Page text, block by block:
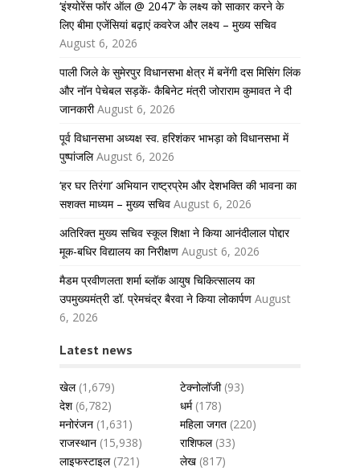
‘इंश्योरेंस फॉर ऑल @ 2047’ के लक्ष्य को साकार करने के
लिए बीमा एजेंसियां बढ़ाएं कवरेज और लक्ष्य – मुख्य सचिव
August 6, 2026
पाली जिले के सुमेरपुर विधानसभा क्षेत्र में बनेंगी दस मिसिंग लिंक
और नॉन पेचेबल सड़कें- कैबिनेट मंत्री जोराराम कुमावत ने दी
जानकारी August 6, 2026
पूर्व विधानसभा अध्यक्ष स्व. हरिशंकर भाभड़ा को विधानसभा में
पुष्पांजलि August 6, 2026
‘हर घर तिरंगा’ अभियान राष्ट्रप्रेम और देशभक्ति की भावना का
सशक्त माध्यम – मुख्य सचिव August 6, 2026
अतिरिक्त मुख्य सचिव स्कूल शिक्षा ने किया आनंदीलाल पोद्दार
मूक-बधिर विद्यालय का निरीक्षण August 6, 2026
मैडम प्रवीणलता शर्मा ब्लॉक आयुष चिकित्सालय का
उपमुख्यमंत्री डॉ. प्रेमचंद्र बैरवा ने किया लोकार्पण August
6, 2026
Latest news
खेल(1,679) टेक्नोलॉजी(93)
देश(6,782) धर्म(178)
मनोरंजन (1,631) महिला जगत (220)
राजस्थान (15,938) राशिफल(33)
लाइफस्टाइल(721) लेख (817)